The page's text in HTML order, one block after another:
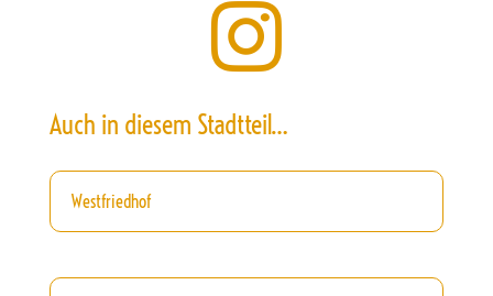

Auch in diesem Stadtteil…
Westfriedhof